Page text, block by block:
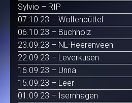
Sylvio – RIP
07.10.23 – Wolfenbüttel
06.10.23 – Buchholz
23.09.23 – NL-Heerenveen
22.09.23 – Leverkusen
16.09.23 – Unna
15.09.23 – Leer
01.09.23 – Isernhagen